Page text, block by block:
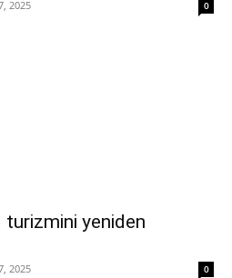
2025 0
turizmini yeniden
2025 0